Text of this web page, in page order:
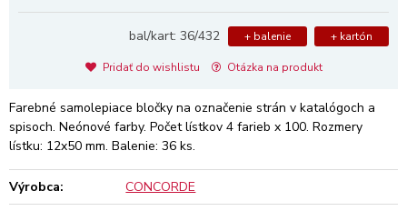
bal/kart: 36/432 + balenie + kartón
Pridať do wishlistu Otázka na produkt
Farebné samolepiace bločky na označenie strán v katalógoch a
spisoch. Neónové farby. Počet lístkov 4 farieb x 100. Rozmery
lístku: 12x50 mm. Balenie: 36 ks.
Výrobca:
CONCORDE